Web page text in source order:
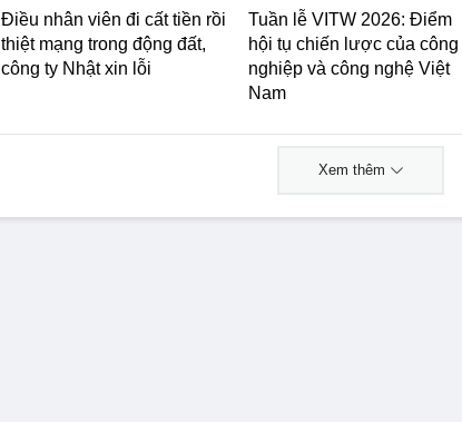
Điều nhân viên đi cất tiền rồi
thiệt mạng trong động đất,
công ty Nhật xin lỗi
Tuần lễ VITW 2026: Điểm
hội tụ chiến lược của công
nghiệp và công nghệ Việt
Nam
Xem thêm